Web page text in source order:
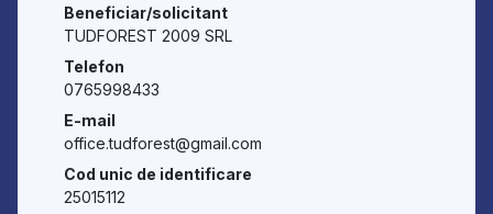
Beneficiar/solicitant
TUDFOREST 2009 SRL
Telefon
0765998433
E-mail
office.tudforest@gmail.com
Cod unic de identificare
25015112